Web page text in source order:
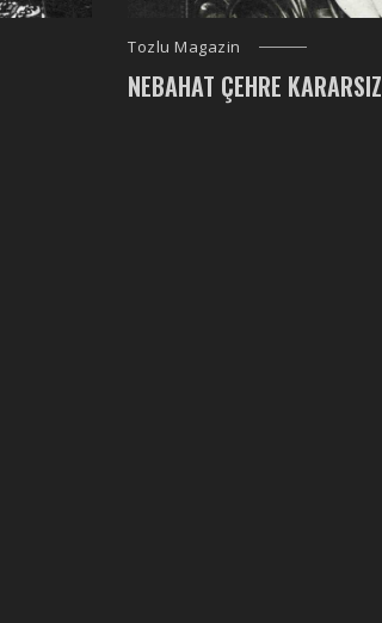
Tozlu Magazin
NEBAHAT ÇEHRE KARARSIZ